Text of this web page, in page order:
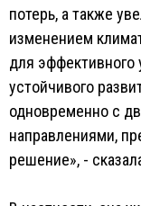
потерь, а также
изменением
для
устойчивого
одновременно с
направлениями,
решение», -